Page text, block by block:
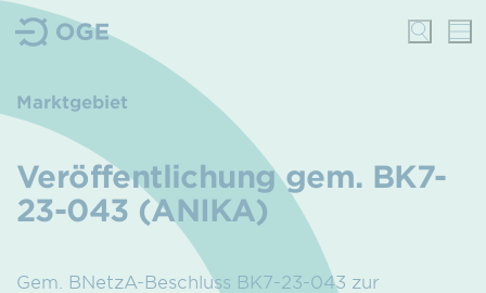
Marktgebiet
Veröffentlichung gem. BK7-
23-043 (ANIKA)
Gem. BNetzA-Beschluss BK7-23-043 zur